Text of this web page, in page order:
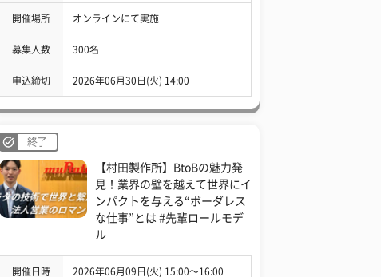
開催場所 オンラインにて実施
募集人数 300名
申込締切 2026年06月30日(火) 14:00
終了
【村田製作所】BtoBの魅力発
見！業界の壁を越えて世界にイ
ンパクトを与える“ボーダレス
な仕事”とは #先輩ロールモデ
ル
開催日時 2026年06月09日(火) 15:00〜16:00